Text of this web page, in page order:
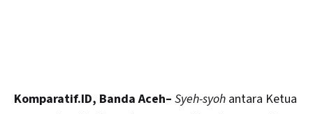
Komparatif.ID, Banda Aceh– Syeh-syoh antara Ketua